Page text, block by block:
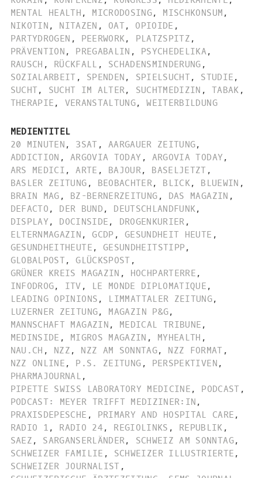
MENTAL HEALTH , MICRODOSING, MISCHKONSUM ,
NIKOTIN , NITAZEN , OAT, OPIOIDE ,
PARTYDROGEN , PEERWORK, PLATZSPITZ ,
PRÄVENTION , PREGABALIN , PSYCHEDELIKA,
RAUSCH , RÜCKFALL , SCHADENSMINDERUNG ,
SOZIALARBEIT , SPENDEN , SPIELSUCHT, STUDIE ,
SUCHT, SUCHT IM ALTER, SUCHTMEDIZIN , TABAK ,
THERAPIE , VERANSTALTUNG, WEITERBILDUNG
MEDIENTITEL
20 MINUTEN , 3SAT , AARGAUER ZEITUNG,
ADDICTION , ARGOVIA TODAY , ARGOVIA TODAY,
ARS MEDICI , ARTE , BAJOUR, BASELJETZT ,
BASLER ZEITUNG , BEOBACHTER, BLICK, BLUEWIN ,
BRAIN MAG , BZ-BERNERZEITUNG , DAS MAGAZIN ,
DEFACTO , DER BUND , DEUTSCHLANDFUNK,
DISPLAY, DOCINSIDE , DROGENKURIER ,
ELTERNMAGAZIN , GCDP , GESUNDHEIT HEUTE ,
GESUNDHEITHEUTE , GESUNDHEITSTIPP,
GLOBALPOST, GLÜCKSPOST ,
GRÜNER KREIS MAGAZIN , HOCHPARTERRE ,
INFODROG, ITV , LE MONDE DIPLOMATIQUE ,
LEADING OPINIONS , LIMMATTALER ZEITUNG,
LUZERNER ZEITUNG, MAGAZIN P&G,
MANNSCHAFT MAGAZIN , MEDICAL TRIBUNE ,
MEDINSIDE , MIGROS MAGAZIN , MYHEALTH ,
NAU.CH , NZZ , NZZ AM SONNTAG, NZZ FORMAT ,
NZZ ONLINE , P.S. ZEITUNG , PERSPEKTIVEN ,
PHARMAJOURNAL ,
PIPETTE SWISS LABORATORY MEDICINE , PODCAST ,
PODCAST: MEYER TRIFFT MEDIZINER:IN ,
PRAXISDEPESCHE , PRIMARY AND HOSPITAL CARE ,
RADIO 1 , RADIO 24, REGIOLINKS , REPUBLIK ,
SAEZ , SARGANSERLÄNDER, SCHWEIZ AM SONNTAG,
SCHWEIZER FAMILIE , SCHWEIZER ILLUSTRIERTE ,
SCHWEIZER JOURNALIST ,